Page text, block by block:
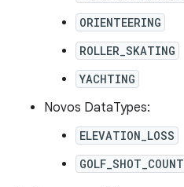
ORIENTEERING
ROLLER_SKATING
YACHTING
Novos DataTypes:
ELEVATION_LOSS
GOLF_SHOT_COUNT